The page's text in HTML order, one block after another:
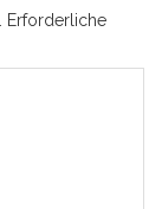
Erforderliche